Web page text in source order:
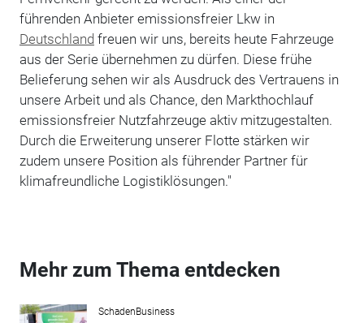
führenden Anbieter emissionsfreier Lkw in
Deutschland freuen wir uns, bereits heute Fahrzeuge
aus der Serie übernehmen zu dürfen. Diese frühe
Belieferung sehen wir als Ausdruck des Vertrauens in
unsere Arbeit und als Chance, den Markthochlauf
emissionsfreier Nutzfahrzeuge aktiv mitzugestalten.
Durch die Erweiterung unserer Flotte stärken wir
zudem unsere Position als führender Partner für
klimafreundliche Logistiklösungen."
Mehr zum Thema entdecken
SchadenBusiness